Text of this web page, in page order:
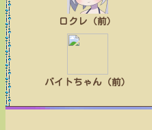
ロクレ（前）
バイトちゃん（前）